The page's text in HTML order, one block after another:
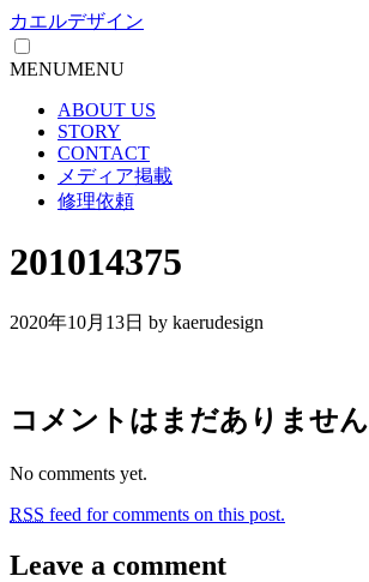
カエルデザイン
MENUMENU
ABOUT US
STORY
CONTACT
メディア掲載
修理依頼
201014375
2020年10月13日 by kaerudesign
コメントはまだありません
No comments yet.
RSS feed for comments on this post.
Leave a comment